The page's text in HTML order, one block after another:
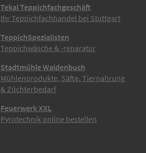
Tekal Teppichfachgeschäft
Ihr Teppichfachhandel bei Stuttgart
TeppichSpezialisten
Teppichwäsche & -reparatur
Stadtmühle Waldenbuch
Mühlenprodukte, Säfte, Tiernahrung
& Züchterbedarf
Feuerwerk XXL
Pyrotechnik online bestellen